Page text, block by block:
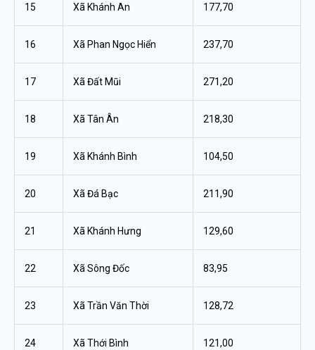
15 Xã Khánh An 177,70
16 Xã Phan Ngọc Hiển 237,70
17 Xã Đất Mũi 271,20
18 Xã Tân Ân 218,30
19 Xã Khánh Bình 104,50
20 Xã Đá Bạc 211,90
21 Xã Khánh Hưng 129,60
22 Xã Sông Đốc 83,95
23 Xã Trần Văn Thời 128,72
24 Xã Thới Bình 121,00